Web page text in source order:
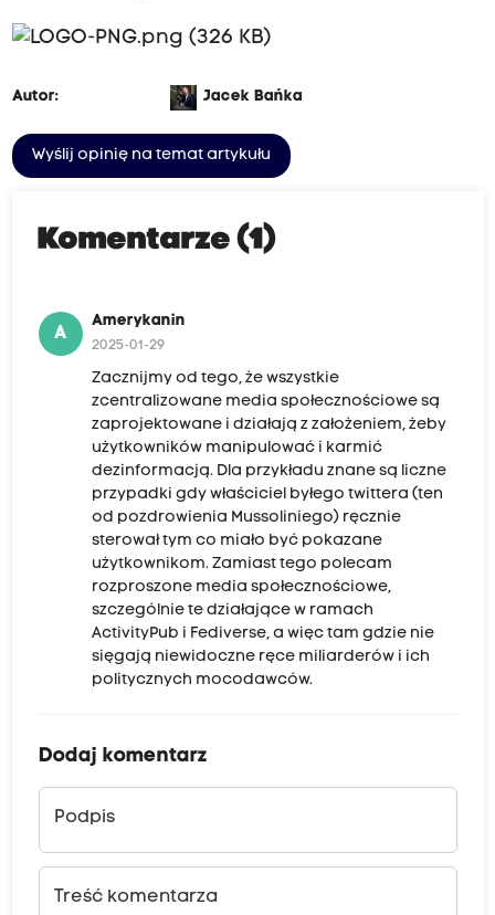
Autor: Jacek Bańka
Wyślij opinię na temat artykułu
Komentarze (1)
A
Amerykanin
2025-01-29
Zacznijmy od tego, że wszystkie
zcentralizowane media społecznościowe są
zaprojektowane i działają z założeniem, żeby
użytkowników manipulować i karmić
dezinformacją. Dla przykładu znane są liczne
przypadki gdy właściciel byłego twittera (ten
od pozdrowienia Mussoliniego) ręcznie
sterował tym co miało być pokazane
użytkownikom. Zamiast tego polecam
rozproszone media społecznościowe,
szczególnie te działające w ramach
ActivityPub i Fediverse, a więc tam gdzie nie
sięgają niewidoczne ręce miliarderów i ich
politycznych mocodawców.
Dodaj komentarz
Podpis
Treść komentarza